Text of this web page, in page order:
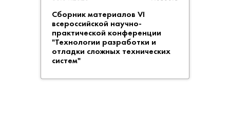
Сборник материалов VI
всероссийской научно-
практической конференции
"Технологии разработки и
отладки сложных технических
систем"